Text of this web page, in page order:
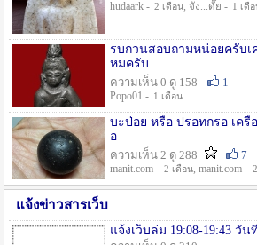
hudaark - 2 เดือน, จัง...ดั๊ย - 1 เดื
รบกวนสอบถามหน่อยครับเ
หมครับ
ความเห็น 0 ดู 158
1
Popo01 - 1 เดือน
บะป่อย หรือ ปรอทกรอ เครื่
อ
ความเห็น 2 ดู 288
7
manit.com - 2 เดือน, manit.com -
แจ้งข่าวสารเว็บ
แจ้งเว็บล่ม 19:08-19:43 วัน